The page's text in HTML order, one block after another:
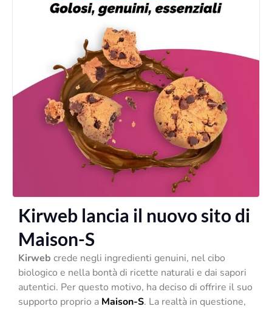
Kirweb lancia il nuovo sito di
Maison-S
Kirweb crede negli ingredienti genuini, nel cibo
biologico e nella bontà di ricette naturali e dai sapori
autentici. Per questo motivo, ha deciso di offrire il suo
supporto proprio a Maison-S. La realtà in questione,